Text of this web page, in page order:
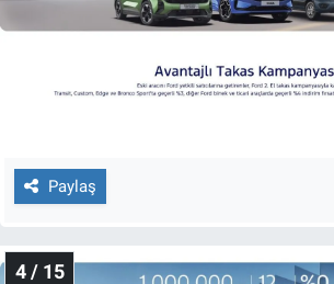
Paylaş
4 / 15
Türkiye'nin Gündemi
Yerel Gündem
Canlı Yayın